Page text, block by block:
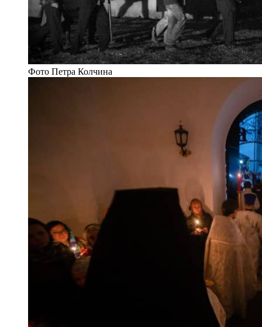
Фото Петра Колчина